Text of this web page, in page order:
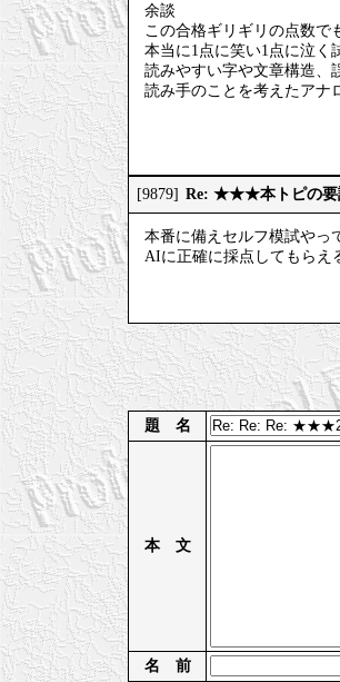
余談
この合格ギリギリの点数
本当に1点に笑い1点に泣く
読みやすい字や文章構造、
読み手のことを考えたアナ
[9879] Re: ★★★本トピの要
本番に備えセルフ模試やっ
AIに正確に採点してもらえ
題 名
本 文
名 前